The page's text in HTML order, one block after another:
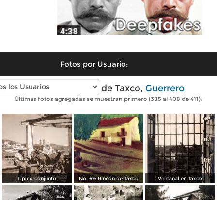
Fotos por Usuario:
Fotos antiguas de Taxco, Guerrero
Últimas fotos agregadas se muestran primero (385 al 408 de 411):
Típico conjunto No. 69: Rincón de Taxco Ventanal en Taxco